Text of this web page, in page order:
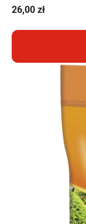
26,00 zł